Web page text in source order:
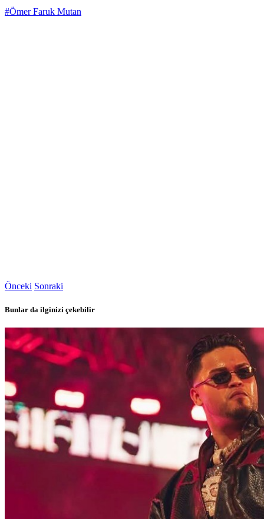
#Ömer Faruk Mutan
Önceki Sonraki
Bunlar da ilginizi çekebilir